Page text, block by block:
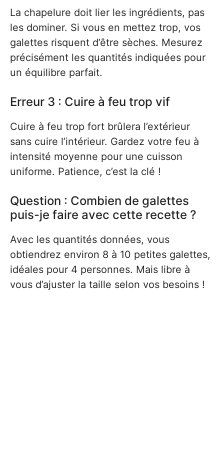
La chapelure doit lier les ingrédients, pas
les dominer. Si vous en mettez trop, vos
galettes risquent d’être sèches. Mesurez
précisément les quantités indiquées pour
un équilibre parfait.
Erreur 3 : Cuire à feu trop vif
Cuire à feu trop fort brûlera l’extérieur
sans cuire l’intérieur. Gardez votre feu à
intensité moyenne pour une cuisson
uniforme. Patience, c’est la clé !
Question : Combien de galettes
puis-je faire avec cette recette ?
Avec les quantités données, vous
obtiendrez environ 8 à 10 petites galettes,
idéales pour 4 personnes. Mais libre à
vous d’ajuster la taille selon vos besoins !